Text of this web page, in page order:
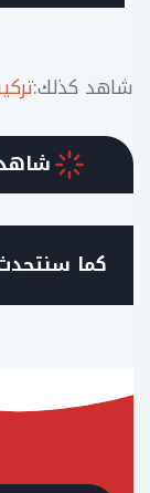
شاهد كذلك:
كما